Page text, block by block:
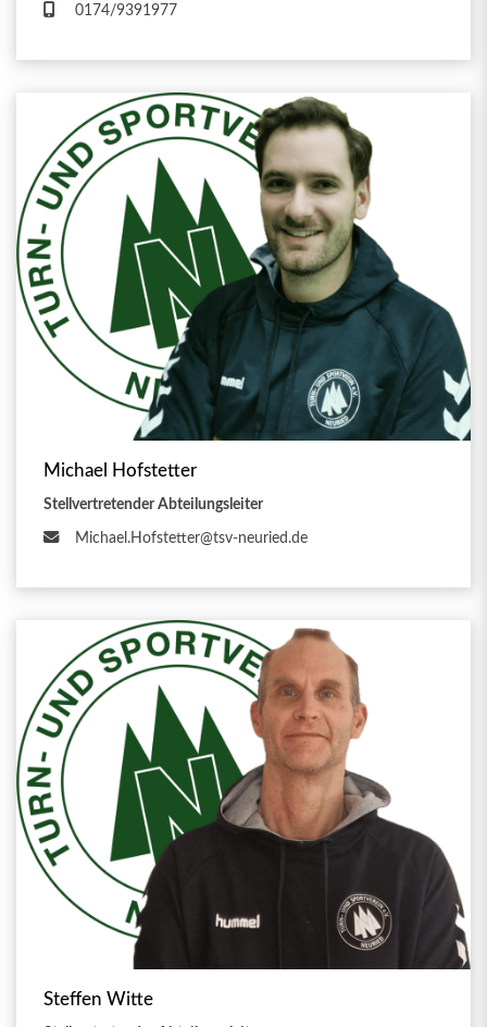
0174/9391977
Michael Hofstetter
Stellvertretender Abteilungsleiter
Michael.Hofstetter@tsv-neuried.de
Steffen Witte